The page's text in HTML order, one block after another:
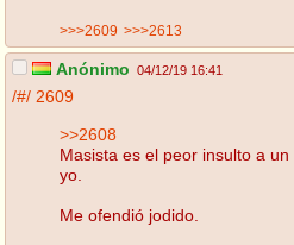
>>>2609 >>>2613
Anónimo 04/12/19 16:41
/#/ 2609
>>2608
Masista es el peor insulto a
yo.
Me ofendió jodido.